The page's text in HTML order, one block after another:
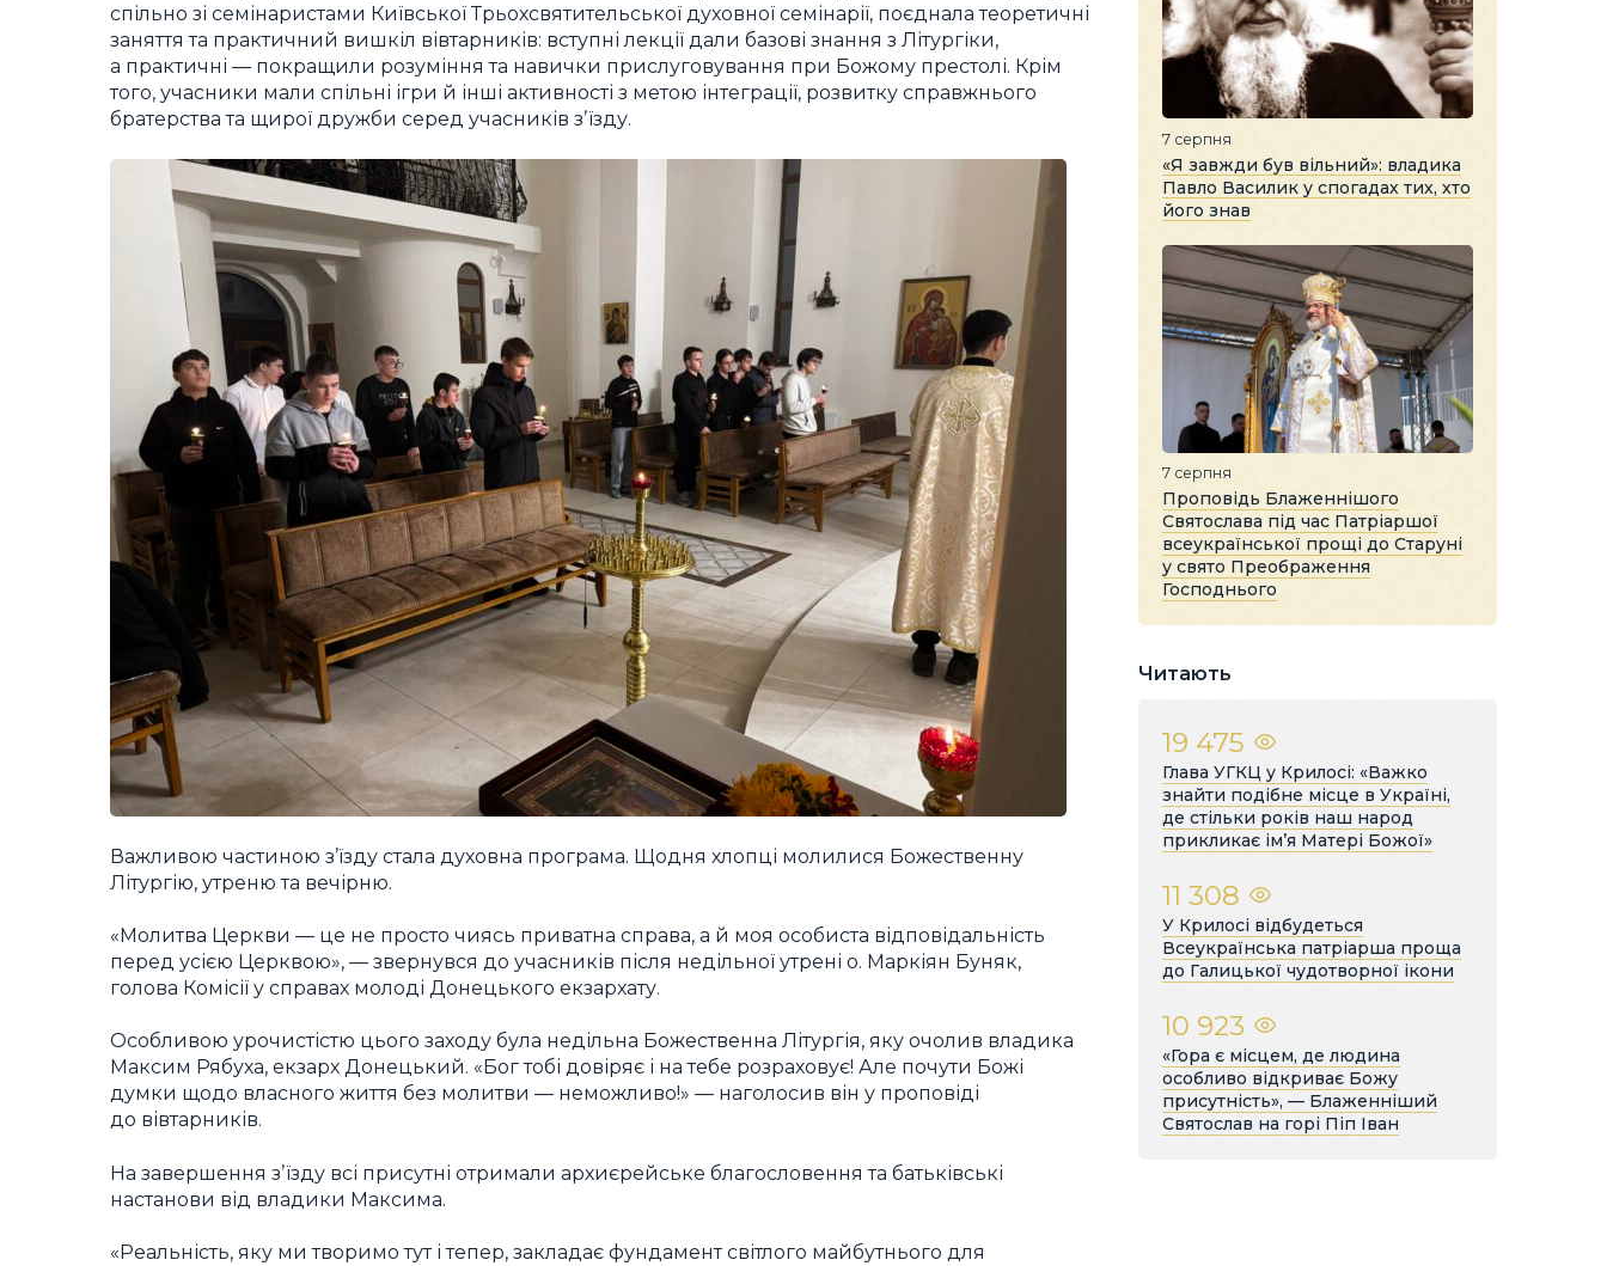
спільно зі семінаристами Київської Трьохсвятительської духовної семінарії, поєднала теоретичні
заняття та практичний вишкіл вівтарників: вступні лекції дали базові знання з Літургіки,
а практичні — покращили розуміння та навички прислуговування при Божому престолі. Крім
того, учасники мали спільні ігри й інші активності з метою інтеграції, розвитку справжнього
братерства та щирої дружби серед учасників зʼїзду.
Важливою частиною з’їзду стала духовна програма. Щодня хлопці молилися Божественну
Літургію, утреню та вечірню.
«Молитва Церкви — це не просто чиясь приватна справа, а й моя особиста відповідальність
перед усією Церквою», — звернувся до учасників після недільної утрені о. Маркіян Буняк,
голова Комісії у справах молоді Донецького екзархату.
Особливою урочистістю цього заходу була недільна Божественна Літургія, яку очолив владика
Максим Рябуха, екзарх Донецький. «Бог тобі довіряє і на тебе розраховує! Але почути Божі
думки щодо власного життя без молитви — неможливо!» — наголосив він у проповіді
до вівтарників.
На завершення зʼїзду всі присутні отримали архиєрейське благословення та батьківські
настанови від владики Максима.
«Реальність, яку ми творимо тут і тепер, закладає фундамент світлого майбутнього для
7 серпня
«Я завжди був вільний»: владика
Павло Василик у спогадах тих, хто
його знав
7 серпня
Проповідь Блаженнішого
Святослава під час Патріаршої
всеукраїнської прощі до Старуні
у свято Преображення
Господнього
Читають
19 475
Глава УГКЦ у Крилосі: «Важко
знайти подібне місце в Україні,
де стільки років наш народ
прикликає ім’я Матері Божої»
11 308
У Крилосі відбудеться
Всеукраїнська патріарша проща
до Галицької чудотворної ікони
10 923
«Гора є місцем, де людина
особливо відкриває Божу
присутність», — Блаженніший
Святослав на горі Піп Іван